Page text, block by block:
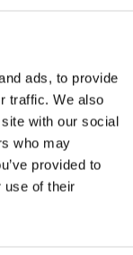
ads, to provide
traffic. We also
with our social
who may
provided to
use of their
9743 0500